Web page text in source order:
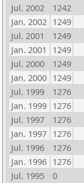
Jul. 2002
1242
Jan. 2002 1249
Jul. 2001
1249
Jan. 2001
1249
Jul. 2000
1249
Jan. 2000 1249
Jul. 1999
1276
Jan. 1999 1276
Jul. 1997
1276
Jan. 1997 1276
Jul. 1996
1276
Jan. 1996 1276
Jul. 1995
0